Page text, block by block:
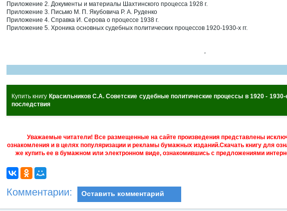
Приложение 2. Документы и материалы Шахтинского процесса 1928 г.
Приложение 3. Письмо М. П. Якубовича Р. А. Руденко
Приложение 4. Справка И. Серова о процессе 1938 г.
Приложение 5. Хроника основных судебных политических процессов 1920-1930-х гг.
,
Купить книгу Красильников С.А. Советские судебные политические процессы в 1920 - 1930-
последствия
Уважаемые читатели! Все размещенные на сайте произведения представлены
ознакомления и в целях популяризации и рекламы бумажных изданий.Скачать книгу для
же купить ее в бумажном или электронном виде, ознакомившись с предложениями
Комментарии: Оставить комментарий